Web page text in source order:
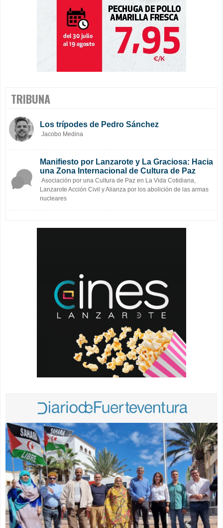
TRIBUNA
Los trípodes de Pedro Sánchez
Jacobo Medina
Manifiesto por Lanzarote y La Graciosa: Hacia
una Zona Internacional de Cultura de Paz
Asociación por una Cultura de Paz en La Vida Cotidiana,
Lanzarote Acción Civil y Alianza por los abolición de las armas
nucleares